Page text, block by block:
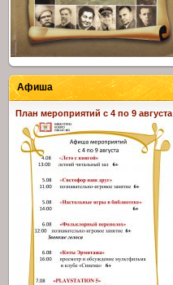
Афиша
План мероприятий с 4 по 9 августа